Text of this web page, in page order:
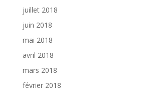
juillet 2018
juin 2018
mai 2018
avril 2018
mars 2018
février 2018